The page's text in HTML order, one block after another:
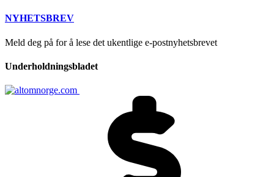
NYHETSBREV
Meld deg på for å lese det ukentlige e-postnyhetsbrevet
Underholdningsbladet